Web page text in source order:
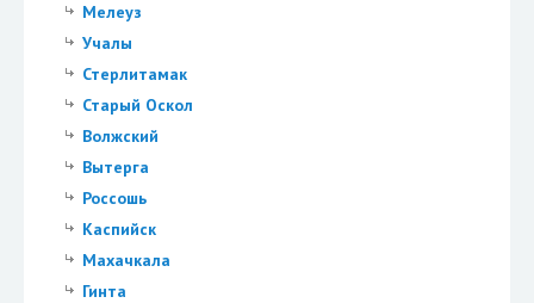
Мелеуз
Учалы
Стерлитамак
Старый Оскол
Волжский
Вытерга
Россошь
Каспийск
Махачкала
Гинта